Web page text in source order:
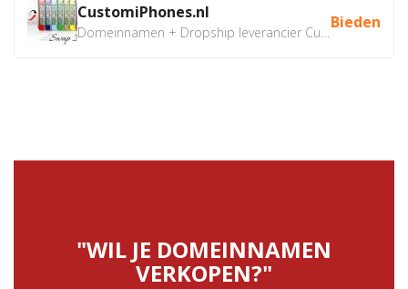
CustomiPhones.nl Bieden
"WIL JE DOMEINNAMEN
VERKOPEN?"